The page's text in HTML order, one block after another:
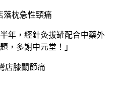
落枕急性頸痛
年，經針灸拔罐配合中藥外
，多謝中元堂！
」
店膝關節痛